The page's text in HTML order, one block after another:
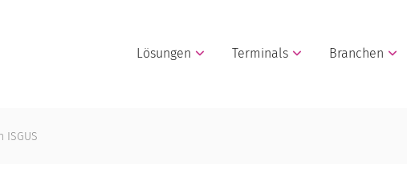
Lösungen Terminals Branchen
ISGUS